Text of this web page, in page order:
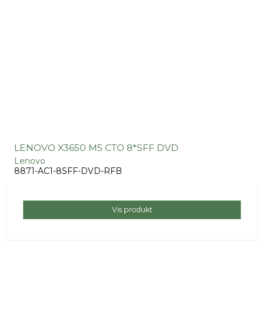
LENOVO X3650 M5 CTO 8*SFF DVD
Lenovo
8871-AC1-8SFF-DVD-RFB
Vis produkt